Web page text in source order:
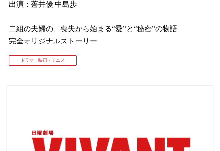
出演：蒼井優 中島歩
⼆組の夫婦の、喪失から始まる“愛”と“秘密”の物語
完全オリジナルストーリー
ドラマ・映画・アニメ